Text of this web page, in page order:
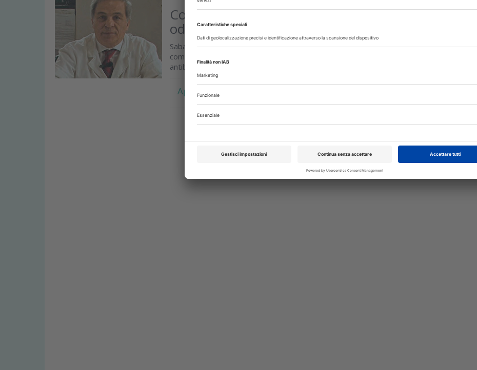
Corretta prescrizione ed utilizzo degli antibiotici in
odontoiatria. Questi i consigli dell'esperto
Sabato 18 novembre sarà celebrata la Giornata dell'antibiotico, un'iniziativa che ha
come obiettivo la sensibilizzazione sulla minaccia rappresentata dalla resistenza agli
antibiotici e...
Approfondisci